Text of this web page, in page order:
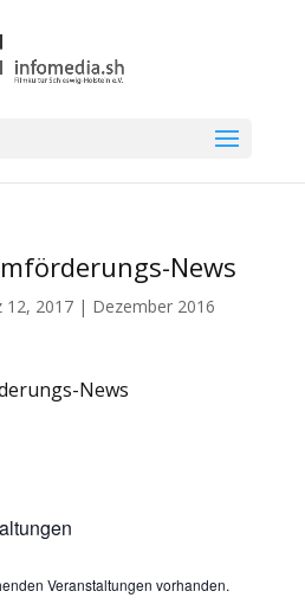
News
12, 2017| Dezember 2016
News
Veranstaltungen vorhanden.